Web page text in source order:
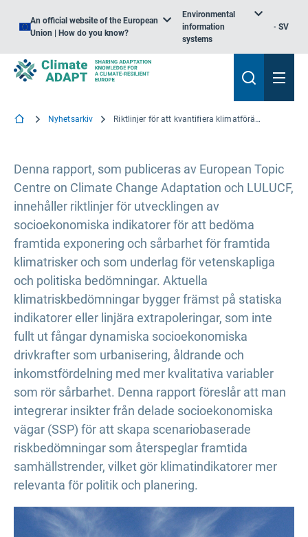
An official website of the European
Union | How do you know?
Environmental
information
systems
SV
Nyhetsarkiv Riktlinjer för att kvantifiera klimatförändringsexponering och sårbarhetsindikatorer för framtiden
Denna rapport, som publiceras av European Topic
Centre on Climate Change Adaptation och LULUCF,
innehåller riktlinjer för utvecklingen av
socioekonomiska indikatorer för att bedöma
framtida exponering och sårbarhet för framtida
klimatrisker och som underlag för vetenskapliga
och politiska bedömningar. Aktuella
klimatriskbedömningar bygger främst på statiska
indikatorer eller linjära extrapoleringar, som inte
fullt ut fångar dynamiska socioekonomiska
drivkrafter som urbanisering, åldrande och
inkomstfördelning med mer kvalitativa variabler
som rör sårbarhet. Denna rapport föreslår att man
integrerar insikter från delade socioekonomiska
vägar (SSP) för att skapa scenariobaserade
riskbedömningar som återspeglar framtida
samhällstrender, vilket gör klimatindikatorer mer
relevanta för politik och planering.